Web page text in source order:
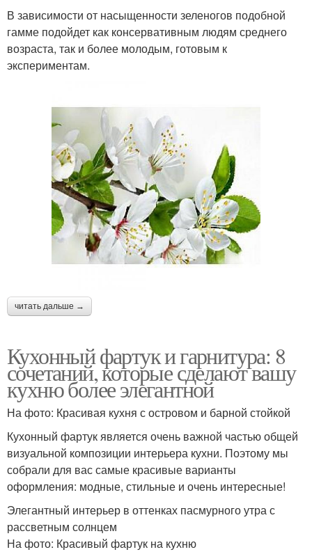
В зависимости от насыщенности зеленогов подобной
гамме подойдет как консервативным людям среднего
возраста, так и более молодым, готовым к
экспериментам.
читать дальше →
Кухонный фартук и гарнитура: 8
сочетаний, которые сделают вашу
кухню более элегантной
На фото: Красивая кухня с островом и барной стойкой
Кухонный фартук является очень важной частью общей
визуальной композиции интерьера кухни. Поэтому мы
собрали для вас самые красивые варианты
оформления: модные, стильные и очень интересные!
Элегантный интерьер в оттенках пасмурного утра с
рассветным солнцем
На фото: Красивый фартук на кухню